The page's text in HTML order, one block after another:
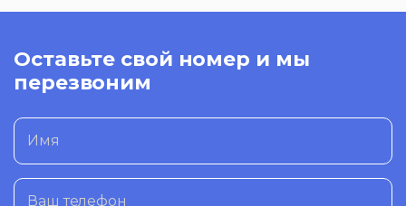
Оставьте свой номер и мы
перезвоним
Имя
Ваш телефон